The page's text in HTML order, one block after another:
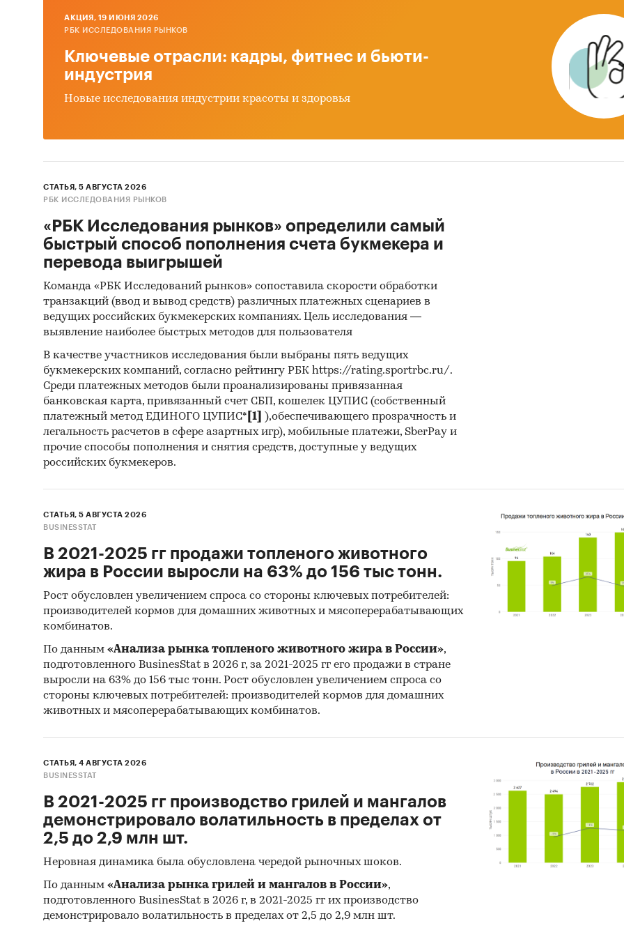
В качестве дополнительной информации приведены
товар/
- Объему розничных продаж услуг в фактических и
ценах
- Объему розничных продаж непродовольственных
фактических и сопоставимых ценах
Изучаемая категория:
В категорию «ритуальные услуги
сегментации по видам): услуги по организации похорон
(например, изготовление похоронных принадлежностей,
могилы, захоронение, кремация, аренда
транспорта), услуги по изготовлению оград, надгробных
сооружений из различных материалов и их реставрация.
О компании:
исследований. Исследования, проведенные
основную информацию и общее представление о ситуации
рынке. Полученные в ходе исследования оценки
объективны.
В портфеле компании более 2000 регулярно обновляемых
исследований.
Категории: Потребительские услуги
Россия
AКЦИЯ, 19 ИЮНЯ 2026
РБК ИССЛЕДОВАНИЯ РЫНКОВ
Ключевые отрасли: кадры, фитнес и бьюти-
индустрия
Новые исследования индустрии красоты и здоровья
СТАТЬЯ, 5 АВГУСТА 2026
РБК ИССЛЕДОВАНИЯ РЫНКОВ
«РБК Исследования рынков» определили самый
быстрый способ пополнения счета букмекера и
перевода выигрышей
Команда «РБК Исследований рынков» сопоставила скорости обработки
транзакций (ввод и вывод средств) различных платежных сценариев в
ведущих российских букмекерских компаниях. Цель исследования —
выявление наиболее быстрых методов для пользователя
В качестве участников исследования были выбраны пять ведущих
букмекерских компаний, согласно рейтингу РБК https://rating.sportrbc.ru/.
Среди платежных методов были проанализированы привязанная
банковская карта, привязанный счет СБП, кошелек ЦУПИС (собственный
платежный метод ЕДИНОГО ЦУПИС* [1]
),обеспечивающего прозрачность и
легальность расчетов в сфере азартных игр), мобильные платежи, SberPay и
прочие способы пополнения и снятия средств, доступные у ведущих
российских букмекеров.
СТАТЬЯ, 5 АВГУСТА 2026
BUSINESSTAT
В 2021-2025 гг продажи топленого животного
жира в России выросли на 63% до 156 тыс тонн.
Рост обусловлен увеличением спроса со стороны ключевых потребителей:
производителей кормов для домашних животных и мясоперерабатывающих
комбинатов.
По данным «Анализа рынка топленого животного жира в России»,
подготовленного BusinesStat в 2026 г, за 2021-2025 гг его продажи в стране
выросли на 63% до 156 тыс тонн. Рост обусловлен увеличением спроса со
стороны ключевых потребителей: производителей кормов для домашних
животных и мясоперерабатывающих комбинатов.
СТАТЬЯ, 4 АВГУСТА 2026
BUSINESSTAT
В 2021-2025 гг производство грилей и мангалов
демонстрировало волатильность в пределах от
2,5 до 2,9 млн шт.
Неровная динамика была обусловлена чередой рыночных шоков.
По данным «Анализа рынка грилей и мангалов в России»,
подготовленного BusinesStat в 2026 г, в 2021-2025 гг их производство
демонстрировало волатильность в пределах от 2,5 до 2,9 млн шт.